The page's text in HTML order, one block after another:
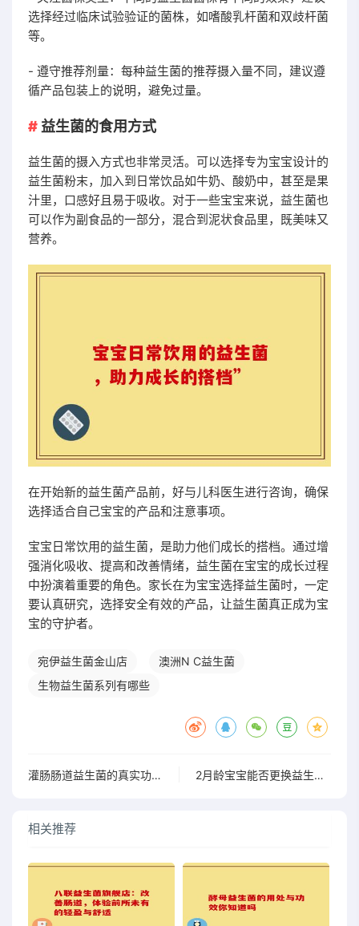
选择经过临床试验验证的菌株，如嗜酸乳杆菌和双歧杆菌
等。
- 遵守推荐剂量：每种益生菌的推荐摄入量不同，建议遵
循产品包装上的说明，避免过量。
益生菌的食用方式
益生菌的摄入方式也非常灵活。可以选择专为宝宝设计的
益生菌粉末，加入到日常饮品如牛奶、酸奶中，甚至是果
汁里，口感好且易于吸收。对于一些宝宝来说，益生菌也
可以作为副食品的一部分，混合到泥状食品里，既美味又
营养。
在开始新的益生菌产品前，好与儿科医生进行咨询，确保
选择适合自己宝宝的产品和注意事项。
宝宝日常饮用的益生菌，是助力他们成长的搭档。通过增
强消化吸收、提高和改善情绪，益生菌在宝宝的成长过程
中扮演着重要的角色。家长在为宝宝选择益生菌时，一定
要认真研究，选择安全有效的产品，让益生菌真正成为宝
宝的守护者。
宛伊益生菌金山店
澳洲N C益生菌
生物益生菌系列有哪些
灌肠肠道益生菌的真实功效，了解后或许会改变你的选择 2月龄宝宝能否更换益生菌？看专家怎么说
相关推荐